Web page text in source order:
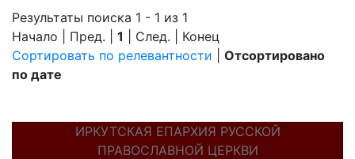
Результаты поиска 1 - 1 из 1
Начало | Пред. | 1 | След. | Конец
Сортировать по релевантности
Отсортировано
по дате
ИРКУТСКАЯ ЕПАРХИЯ РУССКОЙ
ПРАВОСЛАВНОЙ ЦЕРКВИ